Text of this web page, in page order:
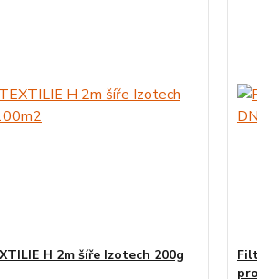
H 2m šíře Izotech 200g